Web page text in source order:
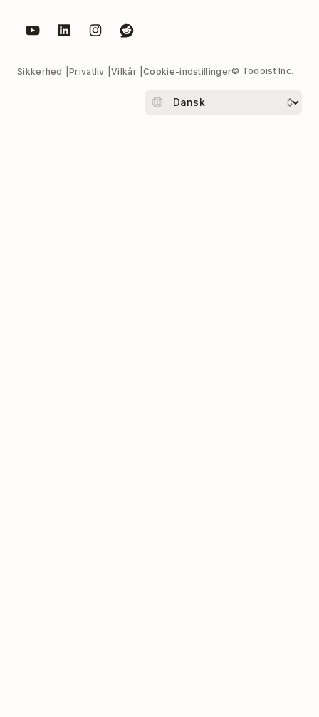
Sikkerhed Privatliv Vilkår Cookie-indstillinger© Todoist Inc.